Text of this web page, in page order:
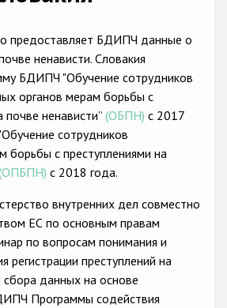
Anti-Roma hate crime
Semitic hate crime
Muslim hate crime
Christian hate crime
based on religion or belief
LGBTI hate crime
Проекты БДИПЧ
предоставляет БДИПЧ данные о
ненависти. Словакия
БДИПЧ "Обучение сотрудников
органов мерам борьбы с
почве ненависти” (ОБПН) с 2017
сотрудников
борьбы с преступлениями на
с 2018 года.
внутренних дел совместно
ЕС по основным правам
по вопросам понимания и
регистрации преступлений на
сбора данных на основе
Программы содействия